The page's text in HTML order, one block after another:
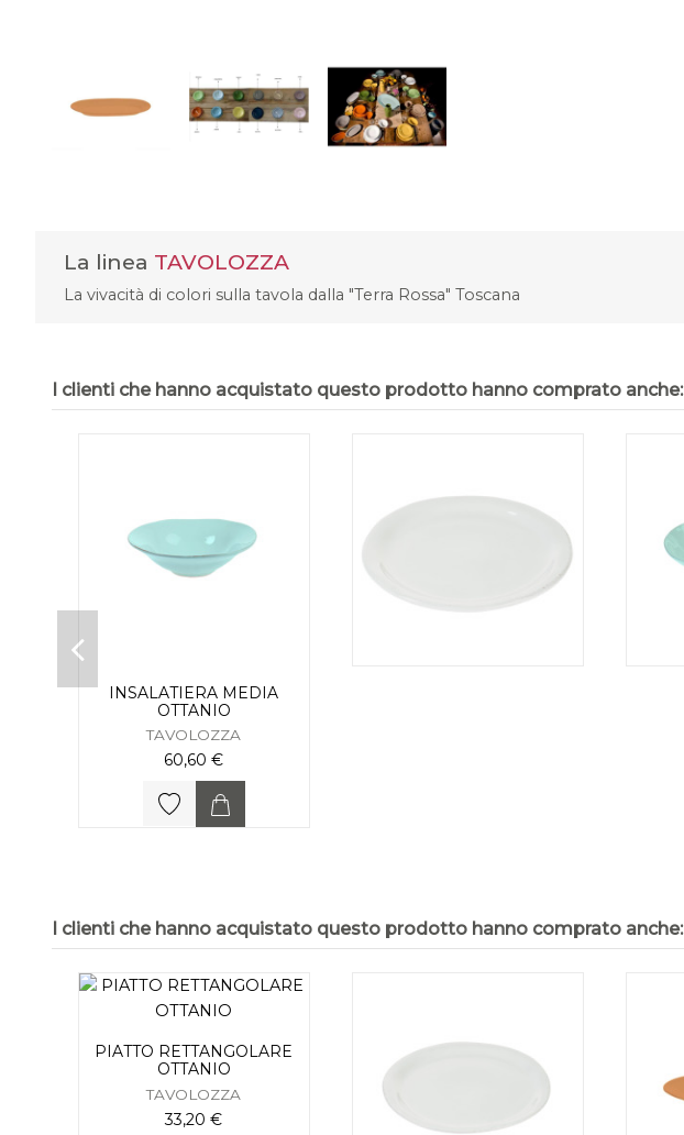
La linea TAVOLOZZA
La vivacità di colori sulla tavola dalla "Terra Rossa" Toscana
I clienti che hanno acquistato questo prodotto hanno comprato anche:
INSALATIERA MEDIA
OTTANIO
TAVOLOZZA
60,60 €
I clienti che hanno acquistato questo prodotto hanno comprato anche:
PIATTO RETTANGOLARE
OTTANIO
TAVOLOZZA
33,20 €